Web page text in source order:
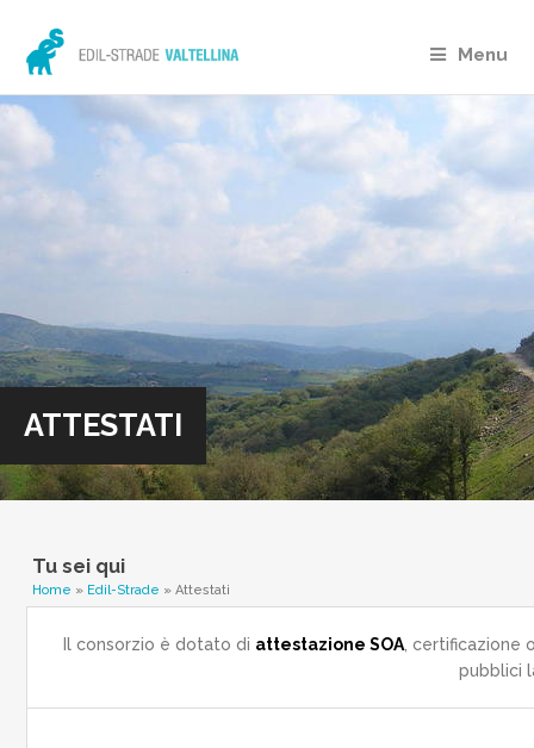
Menu
ATTESTATI
Tu sei qui
Home » Edil-Strade » Attestati
Il consorzio è dotato di attestazione SOA ,
pubblici